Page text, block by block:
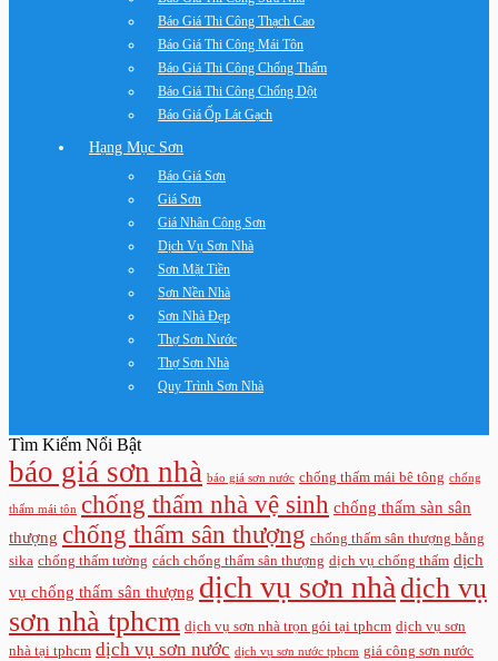
Báo Giá Thi Công Thạch Cao
Báo Giá Thi Công Mái Tôn
Báo Giá Thi Công Chống Thấm
Báo Giá Thi Công Chống Dột
Báo Giá Ốp Lát Gạch
Hạng Mục Sơn
Báo Giá Sơn
Giá Sơn
Giá Nhân Công Sơn
Dịch Vụ Sơn Nhà
Sơn Mặt Tiền
Sơn Nền Nhà
Sơn Nhà Đẹp
Thợ Sơn Nước
Thợ Sơn Nhà
Quy Trình Sơn Nhà
Tìm Kiếm Nổi Bật
báo giá sơn nhà báo giá sơn nước chống thấm mái bê tông chống
thấm mái tôn chống thấm nhà vệ sinh chống thấm sàn sân
thượng chống thấm sân thượng chống thấm sân thượng bằng
sika chống thấm tường cách chống thấm sân thượng dịch vụ chống thấm dịch
vụ chống thấm sân thượng dịch vụ sơn nhà dịch vụ
sơn nhà tphcm dịch vụ sơn nhà trọn gói tại tphcm dịch vụ sơn
nhà tại tphcm dịch vụ sơn nước dịch vụ sơn nước tphcm giá công sơn nước